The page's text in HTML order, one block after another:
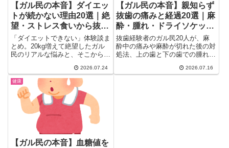
【ガル民の本音】ダイエッ
トが続かない理由20選｜絶
望・ストレス食いから抜け
出すコツと体験談
「ダイエットできない」体験談ま
とめ。20kg増えて絶望したガル
民のリアルな悩みと、そこから抜
選。ストレス食いの心理・小さな
一歩から始めるコツ・成功者の体
験談まで、検索しても出てこない
ダイエットの本音を紹介します。
2026.07.24
【ガル民の本音】親知らず
抜歯の痛みと経過20選｜麻
酔・腫れ・ドライソケット
対策まとめ
抜歯経験者のガル民20人が、麻
酔中の痛みや麻酔が切れた後の対
処法、上の歯と下の歯での腫れ方
餅ケアの方法まで本音で告白。抜
2026.07.16
健康
【ガル民の本音】血糖値を